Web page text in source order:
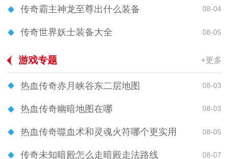
传奇霸主神龙至尊出什么装备 08-04
传奇世界妖士装备大全 08-05
游戏专题 +更多
热血传奇赤月峡谷东二层地图 08-03
热血传奇幽暗地图在哪 08-03
热血传奇噬血术和灵魂火符哪个更实用 08-05
传奇未知暗殿怎么走暗殿走法路线 08-07